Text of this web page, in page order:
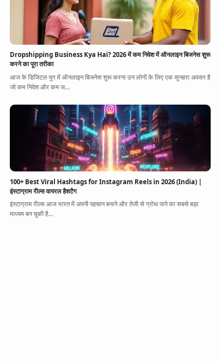
Dropshipping Business Kya Hai? 2026 में कम निवेश में ऑनलाइन बिजनेस शुरू
करने का पूरा तरीका
आज के डिजिटल युग में ऑनलाइन बिजनेस शुरू करना उन लोगों के लिए एक सुनहरा अवसर है
जो कम निवेश और कम ज…
100+ Best Viral Hashtags for Instagram Reels in 2026 (India) |
इंस्टाग्राम रील्स वायरल हैशटैग
इंस्टाग्राम रील्स आज भारत में अपनी पहचान बनाने और तेजी से ग्रोथ पाने का सबसे बड़ा
माध्यम बन चुकी है…